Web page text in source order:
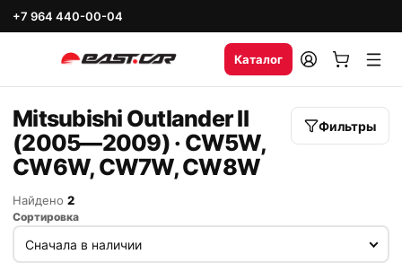
+7 964 440-00-04
Каталог
Mitsubishi Outlander II
(2005—2009) · CW5W,
CW6W, CW7W, CW8W
Фильтры
Найдено 2
Сортировка